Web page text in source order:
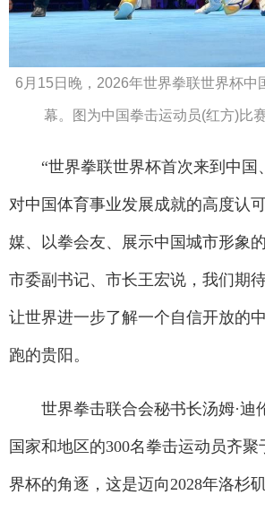
6月15日晚，2026年世界拳联世界杯中
幕。图为中国拳击运动员(红方)比
“世界拳联世界杯首次来到中国
对中国体育事业发展成就的高度认
媒、以拳会友、展示中国城市形象
市委副书记、市长王宏说，我们期
让世界进一步了解一个自信开放的
跑的贵阳。
世界拳击联合会秘书长汤姆·迪
国家和地区的300名拳击运动员齐
界杯的角逐，这是迈向2028年洛杉